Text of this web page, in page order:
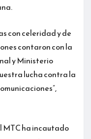
con celeridad y de
contaron con la
y Ministerio
lucha contra la
MTC ha incautado